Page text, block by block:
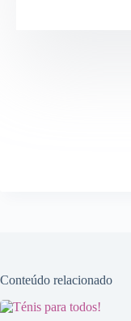
Conteúdo relacionado